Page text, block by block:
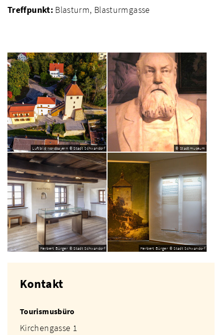
Treffpunkt: Blasturm, Blasturmgasse
Luftbild Nordbayern © Stadt Schwandorf © Stadtmuseum
Herbert Bürger © Stadt Schwandorf Herbert Bürger © Stadt Schwandorf
Kontakt
Tourismusbüro
Kirchengasse 1